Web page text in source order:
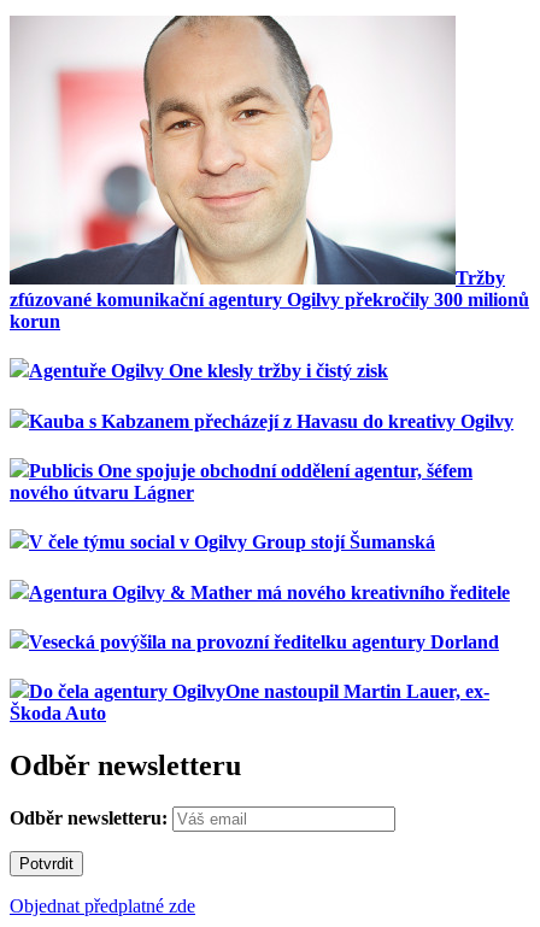
Tržby
zfúzované komunikační agentury Ogilvy překročily 300 milionů
korun
Agentuře Ogilvy One klesly tržby i čistý zisk
Kauba s Kabzanem přecházejí z Havasu do kreativy Ogilvy
Publicis One spojuje obchodní oddělení agentur, šéfem
nového útvaru Lágner
V čele týmu social v Ogilvy Group stojí Šumanská
Agentura Ogilvy & Mather má nového kreativního ředitele
Vesecká povýšila na provozní ředitelku agentury Dorland
Do čela agentury OgilvyOne nastoupil Martin Lauer, ex-
Škoda Auto
Odběr newsletteru
Odběr newsletteru:
Objednat předplatné zde